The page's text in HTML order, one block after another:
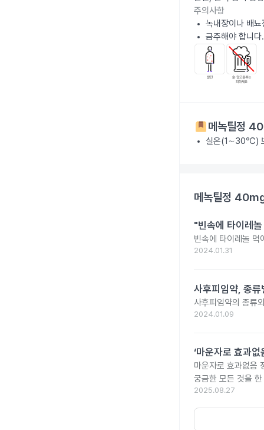
주의사항
녹내장이나 배
금주해야 합니다.
메녹틸정
실온(1∼30℃)
메녹틸정
"빈속에 타이레
빈속에 타이레놀 먹
2024.01.31
사후피임약, 종
사후피임약의 종류
2024.01.09
‘마운자로 효과
마운자로 효과없음
궁금한 모든 것을
2025.08.27